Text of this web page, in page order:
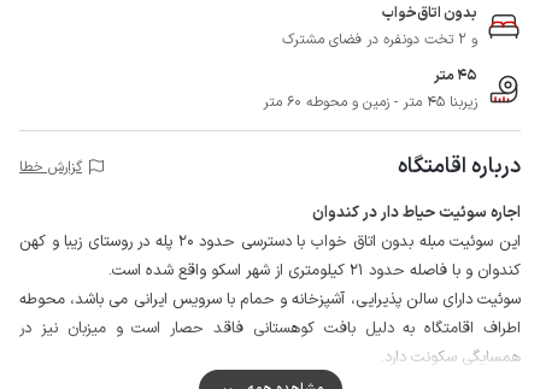
بدون اتاق‌خواب
و 2 تخت دونفره در فضای مشترک
45 متر
زیربنا 45 متر - زمین و محوطه 60 متر
درباره اقامتگاه گزارش خطا
اجاره سوئیت حیاط دار در کندوان
این سوئیت مبله بدون اتاق خواب با دسترسی حدود 20 پله در روستای زیبا و کهن
کندوان و با فاصله حدود 21 کیلومتری از شهر اسکو واقع شده است.
سوئیت دارای سالن پذیرایی، آشپزخانه و حمام با سرویس ایرانی می باشد، محوطه
اطراف اقامتگاه به دلیل بافت کوهستانی فاقد حصار است و میزبان نیز در
همسایگی سکونت دارد.